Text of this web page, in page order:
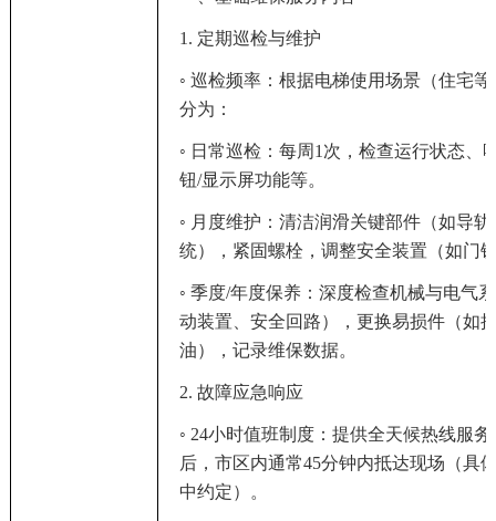
1. 定期巡检与维护
◦ 巡检频率：根据电梯使用场景（住宅
分为：
◦ 日常巡检：每周1次，检查运行状态、
钮/显示屏功能等。
◦ 月度维护：清洁润滑关键部件（如导
统），紧固螺栓，调整安全装置（如门
◦ 季度/年度保养：深度检查机械与电气
动装置、安全回路），更换易损件（如
油），记录维保数据。
2. 故障应急响应
◦ 24小时值班制度：提供全天候热线服
后，市区内通常45分钟内抵达现场（具
中约定）。